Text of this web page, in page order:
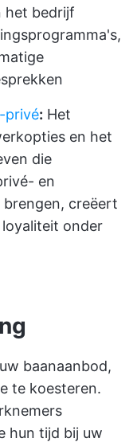
het bedrijf
privé: Het
en het
die
en
brengen, creëert
onder
baanaanbod,
te koesteren.
hun tijd bij uw